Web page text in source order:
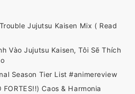
Jujutsu Kaisen Mix ( Read
Vào Jujutsu Kaisen, Tôi Sẽ Thích
Season Tier List #animereview
FORTES!!) Caos & Harmonia